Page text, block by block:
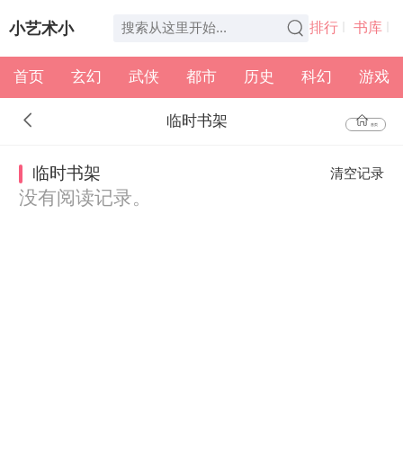
小艺术小
说
排行 书库
全本 书架
首页 玄幻 武侠 都市 历史 科幻 游戏
临时书架 首页
临时书架 清空记录
没有阅读记录。